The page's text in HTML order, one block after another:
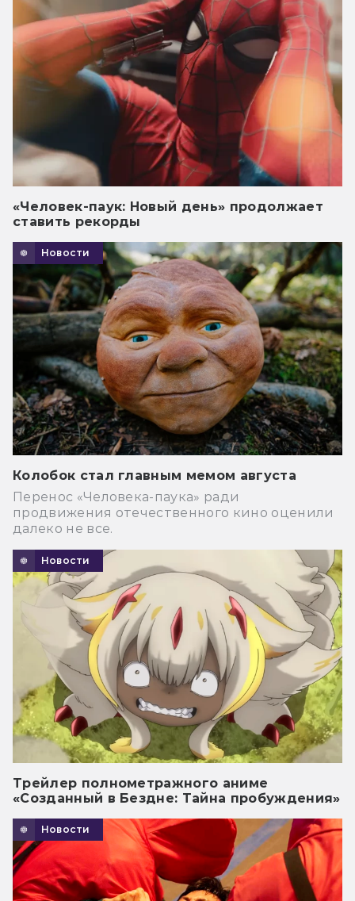
«Человек-паук: Новый день» продолжает
ставить рекорды
Новости
Колобок стал главным мемом августа
Перенос «Человека-паука» ради
продвижения отечественного кино оценили
далеко не все.
Новости
Трейлер полнометражного аниме
«Созданный в Бездне: Тайна пробуждения»
Новости